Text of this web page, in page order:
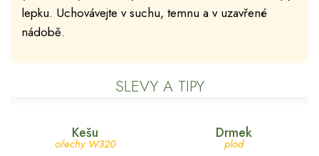
lepku. Uchovávejte v suchu, temnu a v uzavřené
nádobě.
SLEVY A TIPY
Kešu
ořechy W320
Drmek
plod